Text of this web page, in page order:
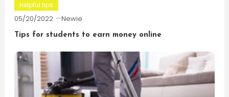
Helpful tips
05/20/2022 Newie
Tips for students to earn money online